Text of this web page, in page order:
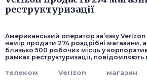
реструктуризації
Американський оператор зв’язку
намір продати 274 роздрібні магазини,
близько 500 робочих місць у
рамках реструктуризації, повідомляють
телеком Verizon магазин